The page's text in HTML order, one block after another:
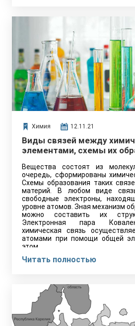
Химия 12.11.21
Виды связей между
элементами, схемы их
Вещества состоят из
очередь, сформированы
Схемы образования таких
материй. В любом виде
свободные электроны,
уровне атомов. Зная механизм
можно составить их
Электронная пара
химическая связь
атомами при помощи общей
этом…
Читать полностью